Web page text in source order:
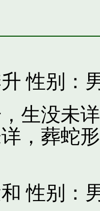
性别：
生没未
，葬蛇
性别：